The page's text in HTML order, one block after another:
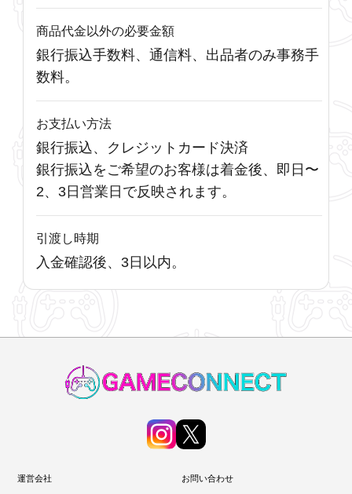
商品代金以外の必要金額
銀行振込手数料、通信料、出品者のみ事務手
数料。
お支払い方法
銀行振込、クレジットカード決済
銀行振込をご希望のお客様は着金後、即日〜
2、3日営業日で反映されます。
引渡し時期
入金確認後、3日以内。
運営会社 お問い合わせ